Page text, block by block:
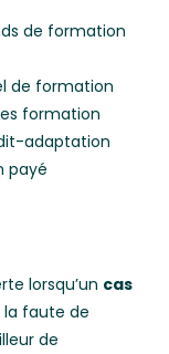
de formation
de formation
formation
adaptation
payé
lorsqu’un cas
la faute de
de